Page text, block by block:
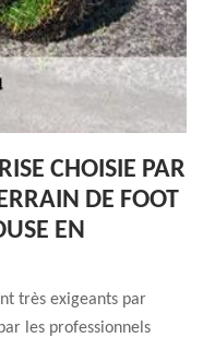
CHOISIE PAR
DE FOOT
EN
très exigeants par
les professionnels